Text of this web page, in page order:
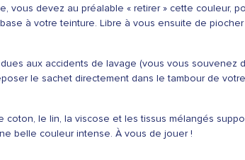
devez au préalable « retirer » cette couleur,
à votre teinture. Libre à vous ensuite de piocher
aux accidents de lavage (vous vous
le sachet directement dans le tambour de
le lin, la viscose et les tissus mélangés
belle couleur intense. À vous de jouer !